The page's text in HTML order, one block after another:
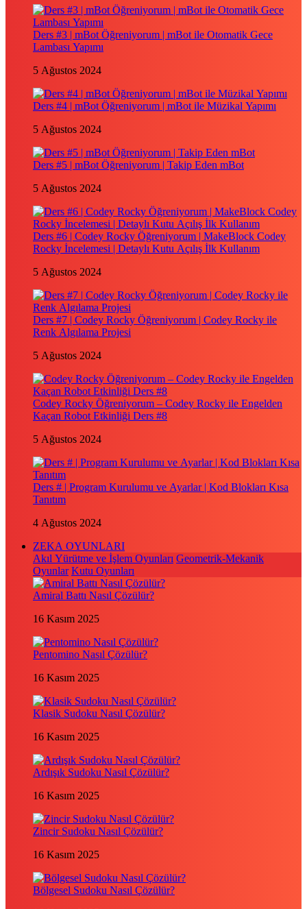
Ders #3 | mBot Öğreniyorum | mBot ile Otomatik Gece
Lambası Yapımı
5 Ağustos 2024
Ders #4 | mBot Öğreniyorum | mBot ile Müzikal Yapımı
5 Ağustos 2024
Ders #5 | mBot Öğreniyorum | Takip Eden mBot
5 Ağustos 2024
Ders #6 | Codey Rocky Öğreniyorum | MakeBlock Codey
Rocky İncelemesi | Detaylı Kutu Açılış İlk Kullanım
5 Ağustos 2024
Ders #7 | Codey Rocky Öğreniyorum | Codey Rocky ile
Renk Algılama Projesi
5 Ağustos 2024
Codey Rocky Öğreniyorum – Codey Rocky ile Engelden
Kaçan Robot Etkinliği Ders #8
5 Ağustos 2024
Ders # | Program Kurulumu ve Ayarlar | Kod Blokları Kısa
Tanıtım
4 Ağustos 2024
ZEKA OYUNLARI
Akıl Yürütme ve İşlem Oyunları Geometrik-Mekanik
Oyunlar Kutu Oyunları
Amiral Battı Nasıl Çözülür?
16 Kasım 2025
Pentomino Nasıl Çözülür?
16 Kasım 2025
Klasik Sudoku Nasıl Çözülür?
16 Kasım 2025
Ardışık Sudoku Nasıl Çözülür?
16 Kasım 2025
Zincir Sudoku Nasıl Çözülür?
16 Kasım 2025
Bölgesel Sudoku Nasıl Çözülür?